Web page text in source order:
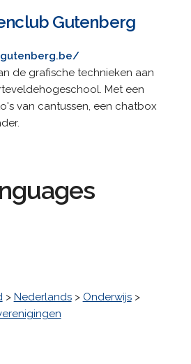
Gutenberg
de grafische technieken aan
Met een
van cantussen, een chatbox
> Nederlands> Onderwijs>